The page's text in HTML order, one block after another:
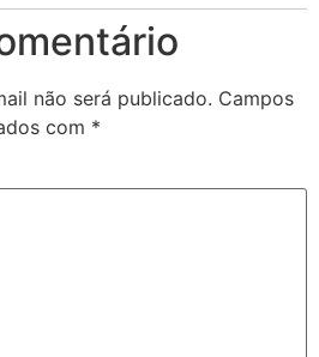
não será publicado. Campos
com *